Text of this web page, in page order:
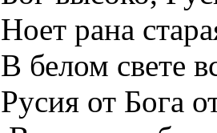
Ноет рана
В белом свете
Русия от Бога